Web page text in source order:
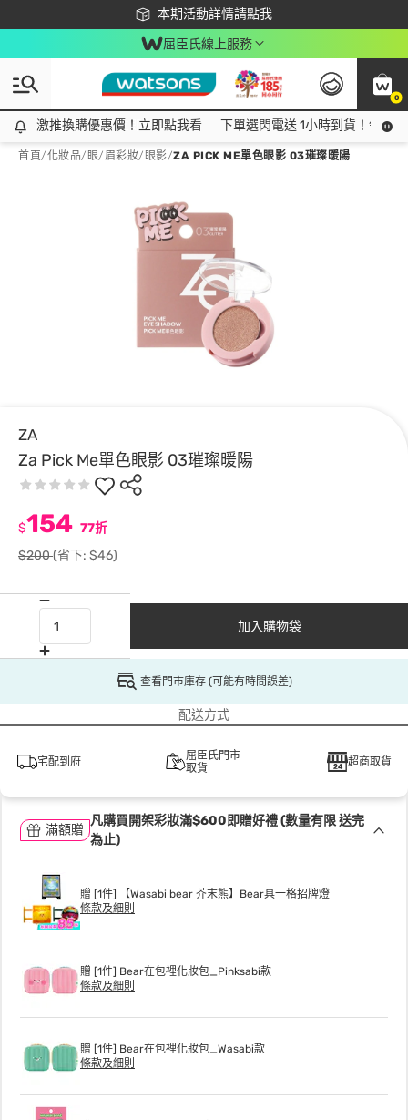
本期活動詳情請點我
下載app最高回饋$350
屈臣氏線上服務
0
激推換購優惠價！立即點我看
激推換購優惠價！立即點我看 下單選閃電送 1小時到貨！領神
首頁/化妝品/ 眼/眉彩妝/ 眼影/ZA PICK ME單色眼影 03璀璨暖陽
ZA
Za Pick Me單色眼影 03璀璨暖陽
$154 77折
$200(省下: $46)
加入購物袋
查看門市庫存 (可能有時間誤差)
配送方式
宅配到府
屈臣氏門市
取貨
超商取貨
滿額贈
凡購買開架彩妝滿$600即贈好禮 (數量有限 送完
為止)
贈 [1件] 【Wasabi bear 芥末熊】Bear具一格招牌燈
條款及細則
贈 [1件] Bear在包裡化妝包_Pinksabi款
條款及細則
贈 [1件] Bear在包裡化妝包_Wasabi款
條款及細則